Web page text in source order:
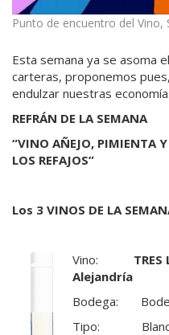
Punto de encuentro del Vino,
Esta semana ya se asoma
carteras, proponemos
endulzar nuestras
REFRÁN DE LA SEMANA
“VINO AÑEJO, PIMIENTA
LOS REFAJOS”
Los 3 VINOS DE LA
Vino:
Alejandría
Bodega:
Tipo: Blanco